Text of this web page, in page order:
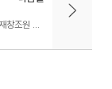
[외부] 포스코인재창조원 미래 HRDer 육성프로젝트 '포송포송 HRDer 4기' 모집